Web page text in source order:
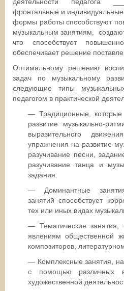
фронтальные и
формы работы способствуют
музыкальным занятиям,
что способствует
обеспечивает решение
Оптимальному решению
задач по музыкальному
следующие типы
педагогом в практической
— Традиционные,
развитие музыкально-
выразительного
упражнения на развитие
разучивание песни,
разучивание танца и
задания.
— Доминантные
занятий способствует
тех или иных видах
— Тематические
явлениям общественной
композиторов,
— Комплексные занятия,
с помощью различных
художественной